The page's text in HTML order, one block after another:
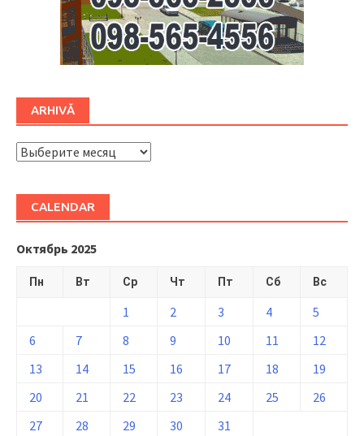
ARHIVĂ
ARHIVĂ
CALENDAR
Октябрь 2025
Пн Вт Ср Чт Пт Сб Вс
1 2 3 4
5
6
7 8 9 10 11
12
13
14 15 16 17 18
19
20
21 22 23 24 25
26
27
28 29 30 31